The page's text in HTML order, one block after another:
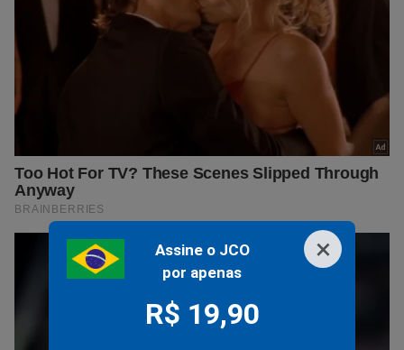
×
Assine o JCO
por apenas
R$ 19,90